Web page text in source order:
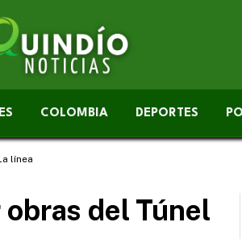
COLOMBIA DEPORTES
línea
del Túnel